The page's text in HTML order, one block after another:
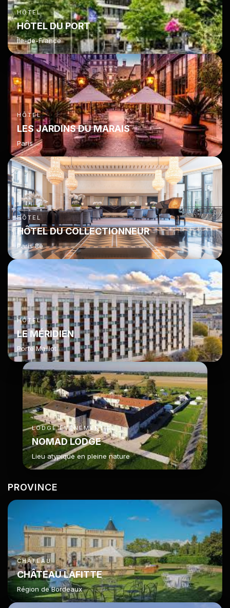
HÔTEL
HÔTEL DU PORT
Île-de-France
HÔTEL
LES JARDINS DU MARAIS
Paris
HÔTEL
HÔTEL DU COLLECTIONNEUR
Paris 8e
HÔTEL
LE MÉRIDIEN
Porte Maillot
LODGE ÉVÉNEMENTIEL
NOMAD LODGE
Lieu atypique en pleine nature
PROVINCE
CHÂTEAU
CHÂTEAU LAFITTE
Région de Bordeaux